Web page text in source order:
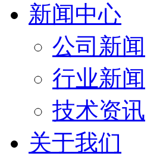
新闻中心
公司新闻
行业新闻
技术资讯
关于我们